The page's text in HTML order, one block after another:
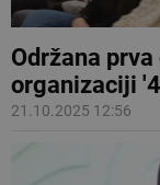
Održana
organizaciji
21.10.2025 12:56